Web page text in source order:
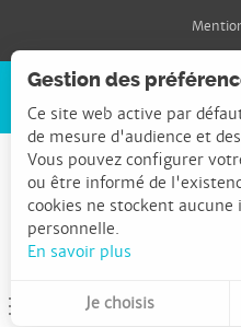
Gestion des
Ce site web active par
de mesure d'audience et
Vous pouvez configurer
ou être informé de
cookies ne stockent
personnelle.
En savoir plus
Je choisis